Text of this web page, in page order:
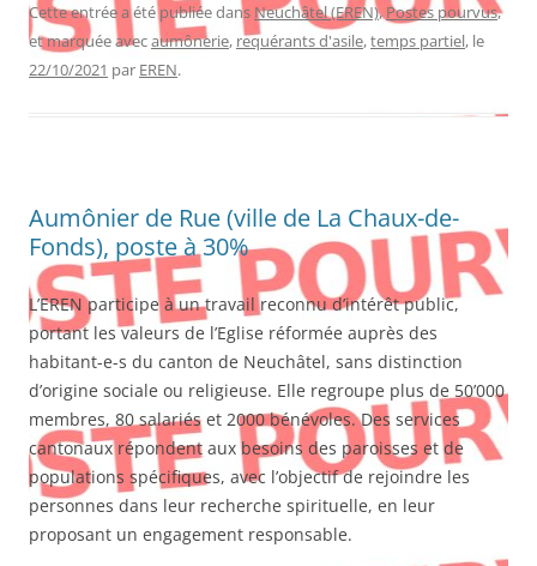
Cette entrée a été publiée dans Neuchâtel (EREN),Postes pourvus,
et marquée avecaumônerie, requérants d'asile,temps partiel, le
22/10/2021 par EREN.
Aumônier de Rue (ville de La Chaux-de-
Fonds), poste à 30%
L’EREN participe à un travail reconnu d’intérêt public,
portant les valeurs de l’Eglise réformée auprès des
habitant-e-s du canton de Neuchâtel, sans distinction
d’origine sociale ou religieuse. Elle regroupe plus de 50’000
membres, 80 salariés et 2000 bénévoles. Des services
cantonaux répondent aux besoins des paroisses et de
populations spécifiques, avec l’objectif de rejoindre les
personnes dans leur recherche spirituelle, en leur
proposant un engagement responsable.